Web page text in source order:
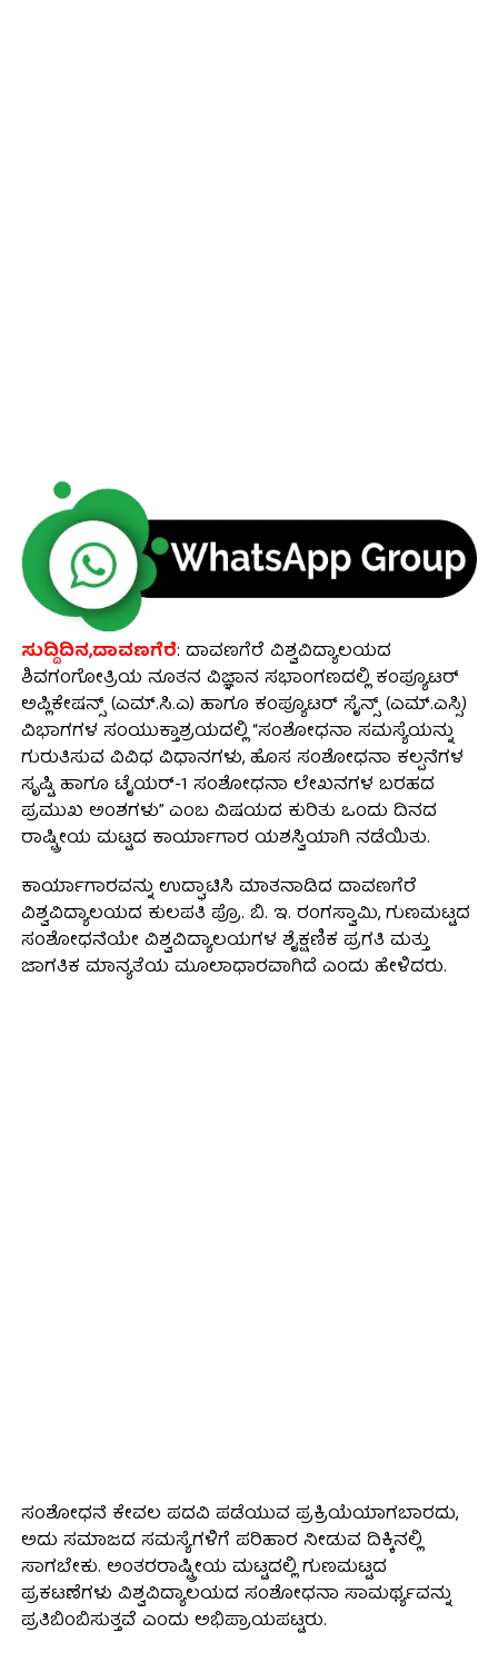
ಸುದ್ದಿದಿನ,ದಾವಣಗೆರೆ: ದಾವಣಗೆರೆ ವಿಶ್ವವಿದ್ಯಾಲಯದ
ಶಿವಗಂಗೋತ್ರಿಯ ನೂತನ ವಿಜ್ಞಾನ ಸಭಾಂಗಣದಲ್ಲಿ ಕಂಪ್ಯೂಟರ್
ಅಪ್ಲಿಕೇಷನ್ಸ್ (ಎಮ್.ಸಿ.ಎ) ಹಾಗೂ ಕಂಪ್ಯೂಟರ್ ಸೈನ್ಸ್ (ಎಮ್.ಎಸ್ಸಿ)
ವಿಭಾಗಗಳ ಸಂಯುಕ್ತಾಶ್ರಯದಲ್ಲಿ “ಸಂಶೋಧನಾ ಸಮಸ್ಯೆಯನ್ನು
ಗುರುತಿಸುವ ವಿವಿಧ ವಿಧಾನಗಳು, ಹೊಸ ಸಂಶೋಧನಾ ಕಲ್ಪನೆಗಳ
ಸೃಷ್ಟಿ ಹಾಗೂ ಟೈಯರ್-1 ಸಂಶೋಧನಾ ಲೇಖನಗಳ ಬರಹದ
ಪ್ರಮುಖ ಅಂಶಗಳು” ಎಂಬ ವಿಷಯದ ಕುರಿತು ಒಂದು ದಿನದ
ರಾಷ್ಟ್ರೀಯ ಮಟ್ಟದ ಕಾರ್ಯಾಗಾರ ಯಶಸ್ವಿಯಾಗಿ ನಡೆಯಿತು.
ಕಾರ್ಯಾಗಾರವನ್ನು ಉದ್ಘಾಟಿಸಿ ಮಾತನಾಡಿದ ದಾವಣಗೆರೆ
ವಿಶ್ವವಿದ್ಯಾಲಯದ ಕುಲಪತಿ ಪ್ರೊ. ಬಿ. ಇ. ರಂಗಸ್ವಾಮಿ, ಗುಣಮಟ್ಟದ
ಸಂಶೋಧನೆಯೇ ವಿಶ್ವವಿದ್ಯಾಲಯಗಳ ಶೈಕ್ಷಣಿಕ ಪ್ರಗತಿ ಮತ್ತು
ಜಾಗತಿಕ ಮಾನ್ಯತೆಯ ಮೂಲಾಧಾರವಾಗಿದೆ ಎಂದು ಹೇಳಿದರು.
ಸಂಶೋಧನೆ ಕೇವಲ ಪದವಿ ಪಡೆಯುವ ಪ್ರಕ್ರಿಯೆಯಾಗಬಾರದು,
ಅದು ಸಮಾಜದ ಸಮಸ್ಯೆಗಳಿಗೆ ಪರಿಹಾರ ನೀಡುವ ದಿಕ್ಕಿನಲ್ಲಿ
ಸಾಗಬೇಕು. ಅಂತರರಾಷ್ಟ್ರೀಯ ಮಟ್ಟದಲ್ಲಿ ಗುಣಮಟ್ಟದ
ಪ್ರಕಟಣೆಗಳು ವಿಶ್ವವಿದ್ಯಾಲಯದ ಸಂಶೋಧನಾ ಸಾಮರ್ಥ್ಯವನ್ನು
ಪ್ರತಿಬಿಂಬಿಸುತ್ತವೆ ಎಂದು ಅಭಿಪ್ರಾಯಪಟ್ಟರು.